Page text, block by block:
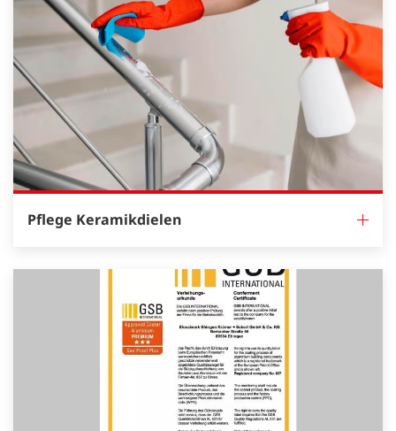
Pflege Keramikdielen